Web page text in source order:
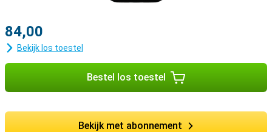
84,00
Bekijk los toestel
Bestel los toestel
Bekijk met abonnement